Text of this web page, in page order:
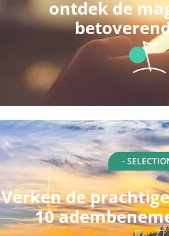
ontdek de
-
Verken de
10